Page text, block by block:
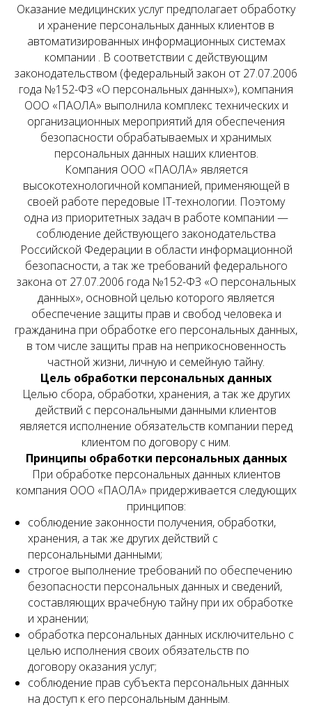
Оказание медицинских услуг предполагает обработку
и хранение персональных данных клиентов в
автоматизированных информационных системах
компании . В соответствии с действующим
законодательством (федеральный закон от 27.07.2006
года №152-ФЗ «О персональных данных»), компания
ООО «ПАОЛА» выполнила комплекс технических и
организационных мероприятий для обеспечения
безопасности обрабатываемых и хранимых
персональных данных наших клиентов.
Компания ООО «ПАОЛА» является
высокотехнологичной компанией, применяющей в
своей работе передовые IT-технологии. Поэтому
одна из приоритетных задач в работе компании —
соблюдение действующего законодательства
Российской Федерации в области информационной
безопасности, а так же требований федерального
закона от 27.07.2006 года №152-ФЗ «О персональных
данных», основной целью которого является
обеспечение защиты прав и свобод человека и
гражданина при обработке его персональных данных,
в том числе защиты прав на неприкосновенность
частной жизни, личную и семейную тайну.
Цель обработки персональных данных
Целью сбора, обработки, хранения, а так же других
действий с персональными данными клиентов
является исполнение обязательств компании перед
клиентом по договору с ним.
Принципы обработки персональных данных
При обработке персональных данных клиентов
компания ООО «ПАОЛА» придерживается следующих
принципов:
соблюдение законности получения, обработки,
хранения, а так же других действий с
персональными данными;
строгое выполнение требований по обеспечению
безопасности персональных данных и сведений,
составляющих врачебную тайну при их обработке
и хранении;
обработка персональных данных исключительно с
целью исполнения своих обязательств по
договору оказания услуг;
соблюдение прав субъекта персональных данных
на доступ к его персональным данным.